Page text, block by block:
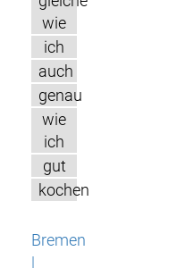
wie
ich
auch
genau
wie
ich
gut
kochen
Bremen
|